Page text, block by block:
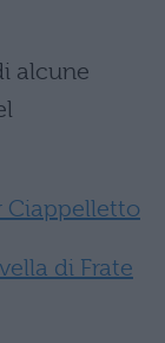
alcune
Ciappelletto
di Frate